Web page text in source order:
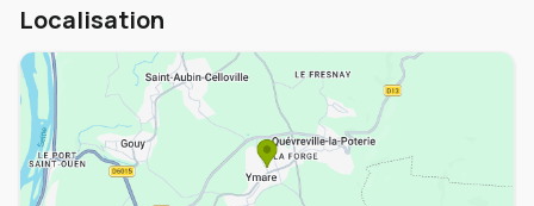
Localisation